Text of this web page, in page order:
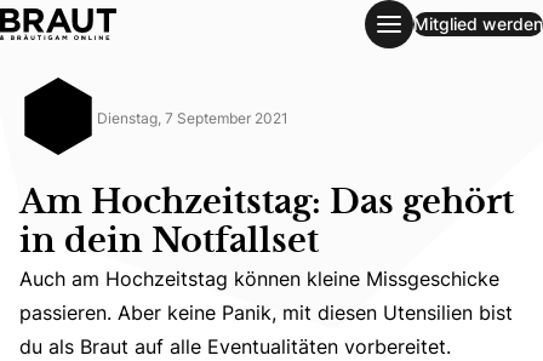
Am Hochzeitstag: Das gehört in dein Notfallset
Mitglied werden
Dienstag, 7 September 2021
Am Hochzeitstag: Das gehört
in dein Notfallset
Auch am Hochzeitstag können kleine Missgeschicke
Auch am Hochzeitstag können kleine Missgeschicke
passieren. Aber keine Panik, mit diesen Utensilien bist
du als Braut auf alle Eventualitäten vorbereitet.